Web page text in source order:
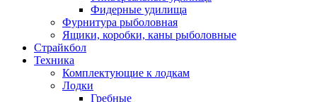
Фидерные удилища
Фурнитура рыболовная
Ящики, коробки, каны рыболовные
Страйкбол
Техника
Комплектующие к лодкам
Лодки
Гребные